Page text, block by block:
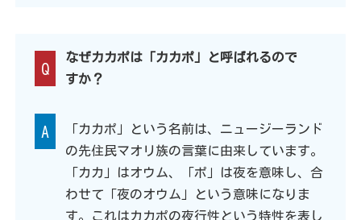
Q
なぜカカポは「カカポ」と呼ばれるので
すか？
A
「カカポ」という名前は、ニュージーランド
の先住民マオリ族の言葉に由来しています。
「カカ」はオウム、「ポ」は夜を意味し、合
わせて「夜のオウム」という意味になりま
す。これはカカポの夜行性という特性を表し